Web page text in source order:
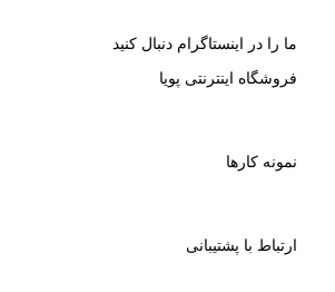
ما را در اینستاگرام دنبال کنید
فروشگاه اینترنتی پویا
نمونه کارها
ارتباط با پشتیبانی